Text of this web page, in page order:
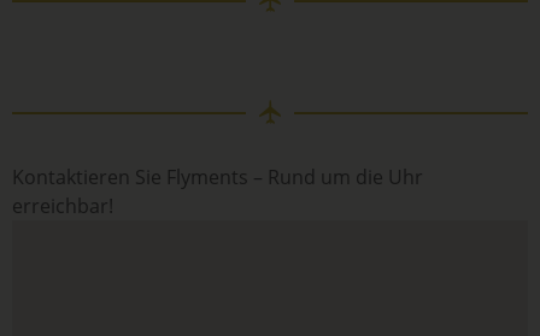
Kontaktieren Sie Flyments – Rund um die Uhr
erreichbar!